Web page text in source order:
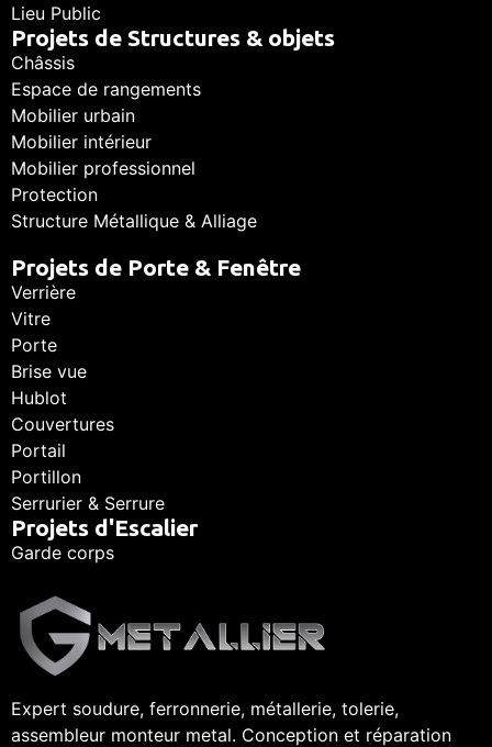
Expert soudure, ferronnerie, métallerie, tolerie,
assembleur monteur metal. Conception et réparation
Lieu Public
Projets de Structures & objets
Châssis
Espace de rangements
Mobilier urbain
Mobilier intérieur
Mobilier professionnel
Protection
Structure Métallique & Alliage
Projets de Porte & Fenêtre
Verrière
Vitre
Porte
Brise vue
Hublot
Couvertures
Portail
Portillon
Serrurier & Serrure
Projets d'Escalier
Garde corps